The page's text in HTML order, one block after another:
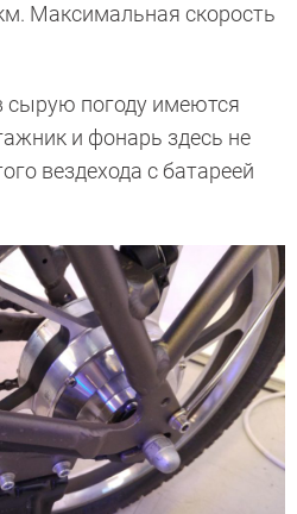
Максимальная скорость
сырую погоду имеются
и фонарь здесь не
вездехода с батареей